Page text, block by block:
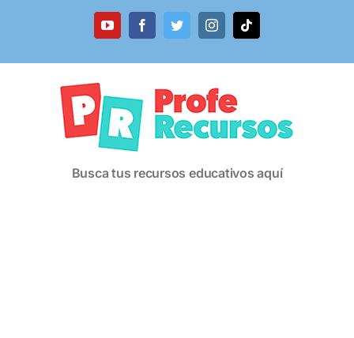
YouTubeFacebookTwitterInstagramTiktok
Busca tus recursos educativos aquí